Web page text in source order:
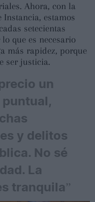
Ahora, con la
estamos
setecientas
que es necesario
más rapidez, porque
ser justicia.
un
y delitos
No sé
La
tranquila”